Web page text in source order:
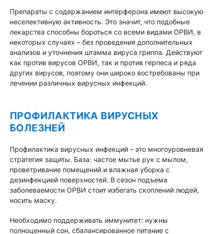
Препараты с содержанием интерферона имеют высокую
неселективную активность. Это значит, что подобные
лекарства способны бороться со всеми видами ОРВИ, в
некоторых случаях – без проведения дополнительных
анализов и уточнения штамма вируса гриппа. Действуют
как против вирусов ОРВИ, так и против герпеса и ряда
других вирусов, поэтому они широко востребованы при
лечении различных вирусных инфекций.
ПРОФИЛАКТИКА ВИРУСНЫХ
БОЛЕЗНЕЙ
Профилактика вирусных инфекций – это многоуровневая
стратегия защиты. База: частое мытье рук с мылом,
проветривание помещений и влажная уборка с
дезинфекцией поверхностей. В сезон подъема
заболеваемости ОРВИ стоит избегать скоплений людей,
носить маску.
Необходимо поддерживать иммунитет: нужны
полноценный сон, сбалансированное питание с